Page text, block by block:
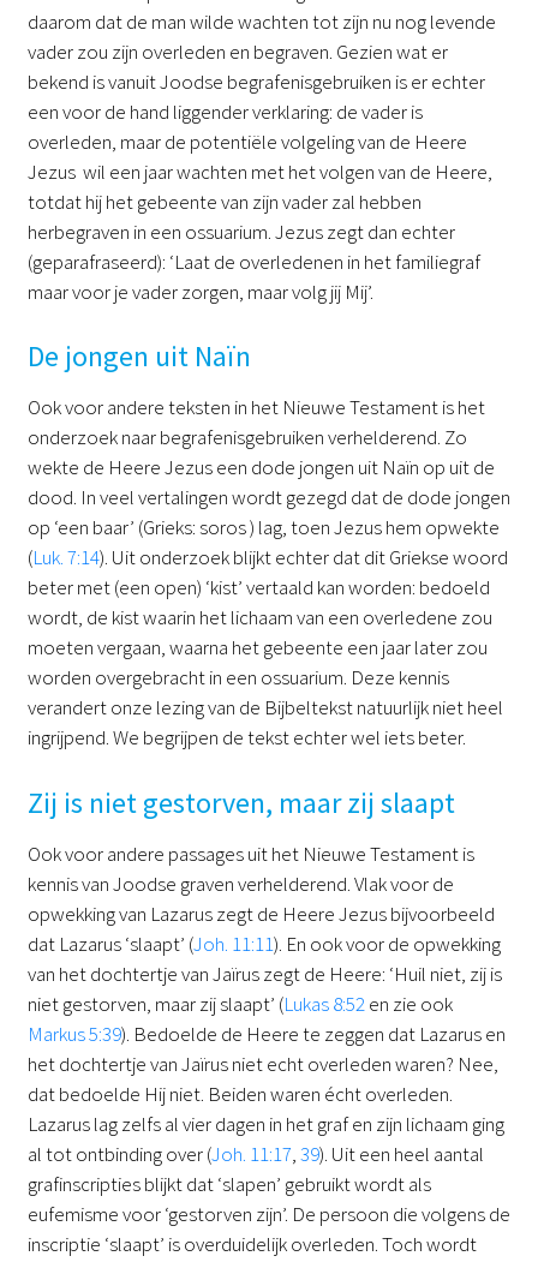
daarom dat de man wilde wachten tot zijn nu nog levende
vader zou zijn overleden en begraven. Gezien wat er
bekend is vanuit Joodse begrafenisgebruiken is er echter
een voor de hand liggender verklaring: de vader is
overleden, maar de potentiële volgeling van de Heere
Jezus wil een jaar wachten met het volgen van de Heere,
totdat hij het gebeente van zijn vader zal hebben
herbegraven in een ossuarium. Jezus zegt dan echter
(geparafraseerd): ‘Laat de overledenen in het familiegraf
maar voor je vader zorgen, maar volg jij Mij’.
De jongen uit Naïn
Ook voor andere teksten in het Nieuwe Testament is het
onderzoek naar begrafenisgebruiken verhelderend. Zo
wekte de Heere Jezus een dode jongen uit Naïn op uit de
dood. In veel vertalingen wordt gezegd dat de dode jongen
op ‘een baar’ (Grieks: soros ) lag, toen Jezus hem opwekte
(Luk. 7:14). Uit onderzoek blijkt echter dat dit Griekse woord
beter met (een open) ‘kist’ vertaald kan worden: bedoeld
wordt, de kist waarin het lichaam van een overledene zou
moeten vergaan, waarna het gebeente een jaar later zou
worden overgebracht in een ossuarium. Deze kennis
verandert onze lezing van de Bijbeltekst natuurlijk niet heel
ingrijpend. We begrijpen de tekst echter wel iets beter.
Zij is niet gestorven, maar zij slaapt
Ook voor andere passages uit het Nieuwe Testament is
kennis van Joodse graven verhelderend. Vlak voor de
opwekking van Lazarus zegt de Heere Jezus bijvoorbeeld
dat Lazarus ‘slaapt’ (Joh. 11:11). En ook voor de opwekking
van het dochtertje van Jaïrus zegt de Heere: ‘Huil niet, zij is
niet gestorven, maar zij slaapt’ (Lukas 8:52en zie ook
Markus 5:39). Bedoelde de Heere te zeggen dat Lazarus en
het dochtertje van Jaïrus niet echt overleden waren? Nee,
dat bedoelde Hij niet. Beiden waren écht overleden.
Lazarus lag zelfs al vier dagen in het graf en zijn lichaam ging
al tot ontbinding over (Joh. 11:17,39). Uit een heel aantal
grafinscripties blijkt dat ‘slapen’ gebruikt wordt als
eufemisme voor ‘gestorven zijn’. De persoon die volgens de
inscriptie ‘slaapt’ is overduidelijk overleden. Toch wordt